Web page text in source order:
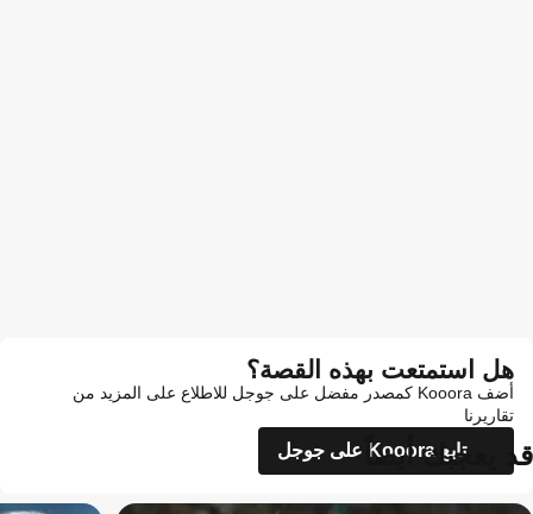
هل استمتعت بهذه القصة؟
أضف Kooora كمصدر مفضل على جوجل للاطلاع على المزيد من
تقاريرنا
تابع Kooora على جوجل
قد يعجبك أيضاً